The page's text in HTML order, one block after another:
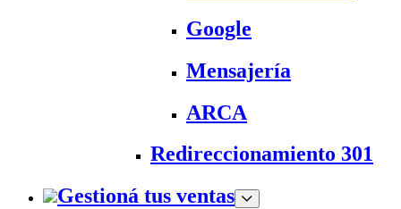
Google
Mensajería
ARCA
Redireccionamiento 301
Gestioná tus ventas